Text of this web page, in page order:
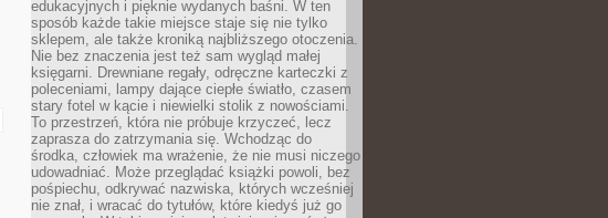
edukacyjnych i pięknie wydanych baśni. W ten
sposób każde takie miejsce staje się nie tylko
sklepem, ale także kroniką najbliższego otoczenia.
Nie bez znaczenia jest też sam wygląd małej
księgarni. Drewniane regały, odręczne karteczki z
poleceniami, lampy dające ciepłe światło, czasem
stary fotel w kącie i niewielki stolik z nowościami.
To przestrzeń, która nie próbuje krzyczeć, lecz
zaprasza do zatrzymania się. Wchodząc do
środka, człowiek ma wrażenie, że nie musi niczego
udowadniać. Może przeglądać książki powoli, bez
pośpiechu, odkrywać nazwiska, których wcześniej
nie znał, i wracać do tytułów, które kiedyś już go